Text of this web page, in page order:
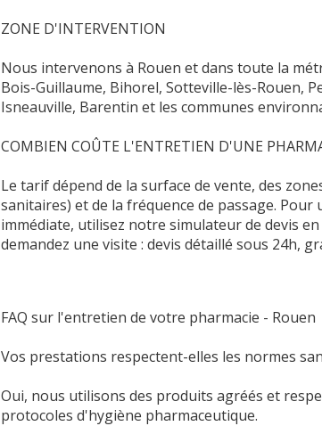
ZONE D'INTERVENTION
Nous intervenons à Rouen et dans toute la
Bois-Guillaume, Bihorel, Sotteville-lès-Rouen,
Isneauville, Barentin et les communes
COMBIEN COÛTE L'ENTRETIEN D'UNE
Le tarif dépend de la surface de vente, des
sanitaires) et de la fréquence de passage.
immédiate, utilisez notre simulateur de devis
demandez une visite : devis détaillé sous 24h,
FAQ sur l'entretien de votre pharmacie - Rouen
Vos prestations respectent-elles les normes
Oui, nous utilisons des produits agréés et
protocoles d'hygiène pharmaceutique.